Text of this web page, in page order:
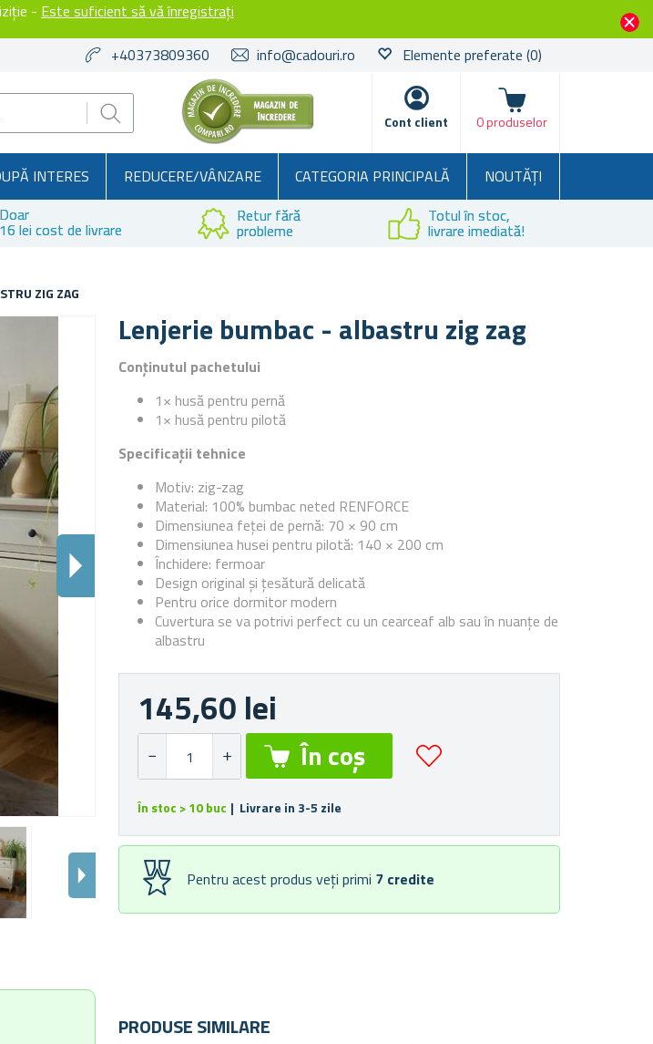
- Este suficient să vă înregistrați
+40373809360
info@cadouri.ro Elemente preferate (0)
Cont client
Coșul
0 produselor
INTERES REDUCERE/VÂNZARE CATEGORIA PRINCIPALĂ
NOUTĂȚI
Doar
16 lei cost de livrare
Retur fără
probleme
Totul în stoc,
livrare imediată!
ZIG ZAG
Lenjerie bumbac - albastru zig zag
Conținutul pachetului
1× husă pentru pernă
1× husă pentru pilotă
Specificații tehnice
Motiv: zig-zag
Material: 100% bumbac neted RENFORCE
Dimensiunea feței de pernă: 70 × 90 cm
Dimensiunea husei pentru pilotă: 140 × 200 cm
Închidere: fermoar
Design original și țesătură delicată
Pentru orice dormitor modern
Cuvertura se va potrivi perfect cu un cearceaf alb sau în nuanțe de
albastru
145,60 lei
În stoc > 10 buc | Livrare in 3-5 zile
Pentru acest produs veți primi 7 credite
PRODUSE SIMILARE